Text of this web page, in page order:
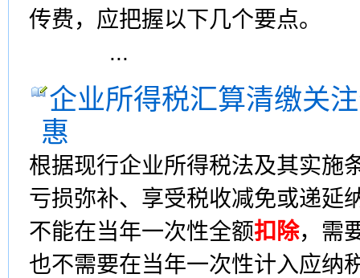
传费，应把握以下几个要点
...
企业所得税汇算清缴关
惠
根据现行企业所得税法及其实施
亏损弥补、享受税收减免或递延
不能在当年一次性全额扣除，需
也不需要在当年一次性计入应纳